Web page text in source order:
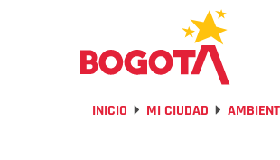
INICIO MI CIUDAD